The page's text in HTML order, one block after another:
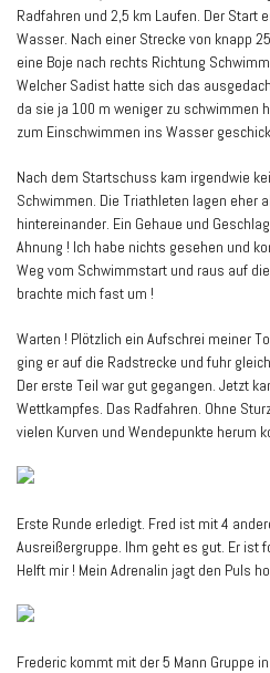
Radfahren und 2,5 km Laufen. Der Start
Wasser. Nach einer Strecke von knapp
eine Boje nach rechts Richtung
Welcher Sadist hatte sich das
da sie ja 100 m weniger zu schwimmen
zum Einschwimmen ins Wasser
Nach dem Startschuss kam irgendwie
Schwimmen. Die Triathleten lagen eher
hintereinander. Ein Gehaue und
Ahnung ! Ich habe nichts gesehen und
Weg vom Schwimmstart und raus auf
brachte mich fast um !
Warten ! Plötzlich ein Aufschrei meiner
ging er auf die Radstrecke und fuhr
Der erste Teil war gut gegangen. Jetzt
Wettkampfes. Das Radfahren. Ohne
vielen Kurven und Wendepunkte herum
Erste Runde erledigt. Fred ist mit 4
Ausreißergruppe. Ihm geht es gut. Er ist
Helft mir ! Mein Adrenalin jagt den Puls
Frederic kommt mit der 5 Mann Gruppe